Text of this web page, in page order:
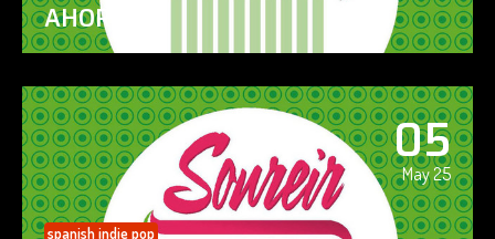
AHORA SÍ!
05
May 25
spanish indie pop